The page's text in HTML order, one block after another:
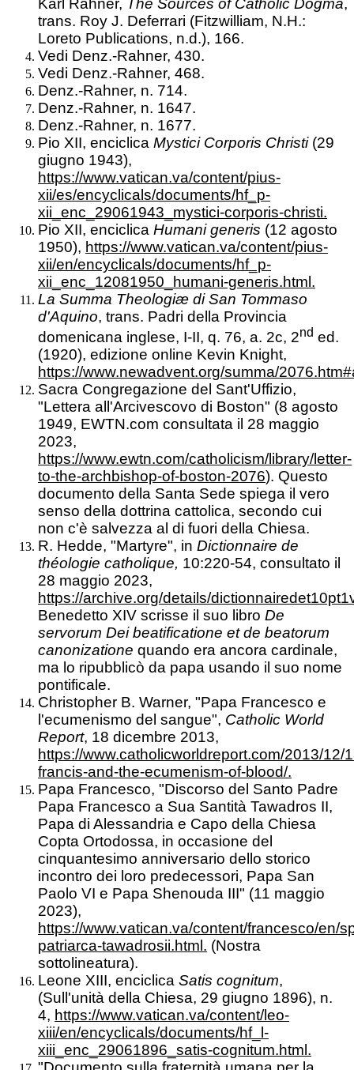
Karl Rahner, The Sources of Catholic Dogma,
trans. Roy J. Deferrari (Fitzwilliam, N.H.:
Loreto Publications, n.d.), 166.
Vedi Denz.-Rahner, 430.
Vedi Denz.-Rahner, 468.
Denz.-Rahner, n. 714.
Denz.-Rahner, n. 1647.
Denz.-Rahner, n. 1677.
Pio XII, enciclica Mystici Corporis Christi (29
giugno 1943),
https://www.vatican.va/content/pius-
xii/es/encyclicals/documents/hf_p-
xii_enc_29061943_mystici-corporis-christi.
Pio XII, enciclica Humani generis (12 agosto
1950), https://www.vatican.va/content/pius-
xii/en/encyclicals/documents/hf_p-
xii_enc_12081950_humani-generis.html.
La Summa Theologiæ di San Tommaso
d'Aquino, trans. Padri della Provincia
domenicana inglese, I-II, q. 76, a. 2c, 2nd ed.
(1920), edizione online Kevin Knight,
https://www.newadvent.org/summa/
Sacra Congregazione del Sant'Uffizio,
"Lettera all'Arcivescovo di Boston" (8 agosto
1949, EWTN.com consultata il 28 maggio
2023,
https://www.ewtn.com/catholicism/library/letter-
to-the-archbishop-of-boston-2076). Questo
documento della Santa Sede spiega il vero
senso della dottrina cattolica, secondo cui
non c'è salvezza al di fuori della Chiesa.
R. Hedde, "Martyre", in Dictionnaire de
théologie catholique, 10:220-54, consultato il
28 maggio 2023,
https://archive.org/details/
Benedetto XIV scrisse il suo libro De
servorum Dei beatificatione et de beatorum
canonizatione quando era ancora cardinale,
ma lo ripubblicò da papa usando il suo nome
pontificale.
Christopher B. Warner, "Papa Francesco e
l'ecumenismo del sangue", Catholic World
Report, 18 dicembre 2013,
https://www.catholicworldreport.com/2013/12/
francis-and-the-ecumenism-of-blood/.
Papa Francesco, "Discorso del Santo Padre
Papa Francesco a Sua Santità Tawadros II,
Papa di Alessandria e Capo della Chiesa
Copta Ortodossa, in occasione del
cinquantesimo anniversario dello storico
incontro dei loro predecessori, Papa San
Paolo VI e Papa Shenouda III" (11 maggio
2023),
https://www.vatican.va/content/francesco/en/
patriarca-tawadrosii.html. (Nostra
sottolineatura).
Leone XIII, enciclica Satis cognitum,
(Sull'unità della Chiesa, 29 giugno 1896), n.
4, https://www.vatican.va/content/leo-
xiii/en/encyclicals/documents/hf_l-
xiii_enc_29061896_satis-cognitum.html.